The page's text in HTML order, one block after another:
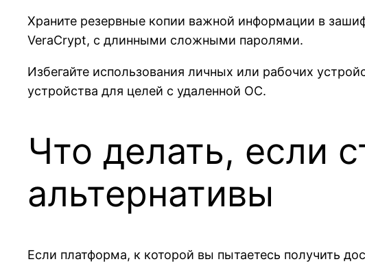
Храните резервные копии важной информации в
VeraCrypt, с длинными сложными паролями.
Избегайте использования личных или рабочих
устройства для целей с удаленной ОС.
Что делать, если
альтернативы
Если платформа, к которой вы пытаетесь получить